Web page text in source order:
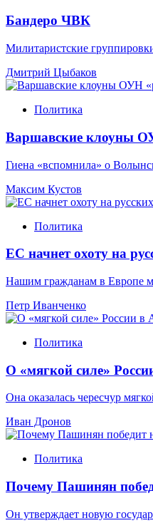
Бандеро ЧВК
Милитаристские
Дмитрий Цыбаков
Политика
Варшавские клоуны
Гиена «вспомнила» о
Максим Кустов
Политика
ЕС начнет охоту на
Нашим гражданам в Европе
Петр Иванченко
Политика
О «мягкой силе»
Она оказалась чересчур
Иван Дронов
Политика
Почему Пашинян
Он утверждает новую